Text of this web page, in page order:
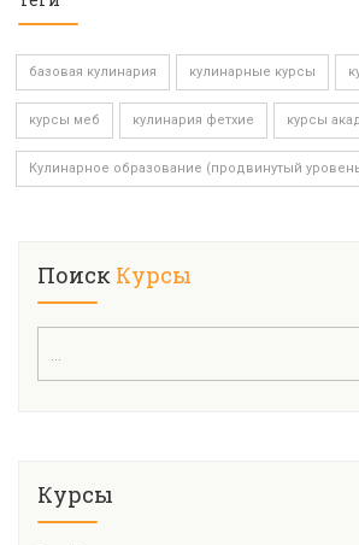
базовая кулинария кулинарные курсы
курсы меб кулинария фетхие курсы
Кулинарное образование (продвинутый
Поиск Курсы
Курсы